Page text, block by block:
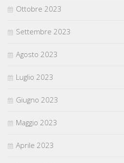
Ottobre 2023
Settembre 2023
Agosto 2023
Luglio 2023
Giugno 2023
Maggio 2023
Aprile 2023